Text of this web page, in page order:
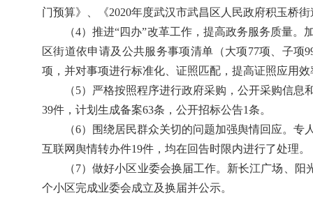
门预算》、《2020年度武汉市武昌区人民政府积玉桥
（4）推进“四办”改革工作，提高政务服务质量
区街道依申请及公共服务事项清单（大项77项、子项
项，并对事项进行标准化、证照匹配，提高证照应用
（5）严格按照程序进行政府采购，公开采购信
39件，计划生成备案63条，公开招标公告1条。
（6）围绕居民群众关切的问题加强舆情回应。
互联网舆情转办件19件，均在回告时限内进行了处理。
（7）做好小区业委会换届工作。新长江广场、
个小区完成业委会成立及换届并公示。